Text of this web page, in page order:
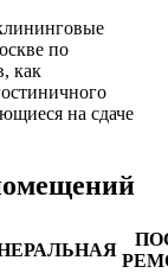
по
как
на сдаче